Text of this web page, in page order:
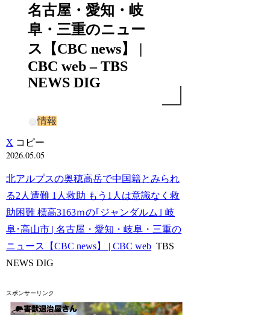
名古屋・愛知・岐
阜・三重のニュー
ス【CBC news】 |
CBC web – TBS
NEWS DIG
情報
X コピー
2026.05.05
北アルプスの奥穂高岳で中国籍とみられ
る2人遭難 1人救助 もう1人は意識なく救
助困難 標高3163ｍの｢ジャンダルム｣ 岐
阜･高山市 | 名古屋・愛知・岐阜・三重の
ニュース【CBC news】 | CBC web TBS
NEWS DIG
スポンサーリンク